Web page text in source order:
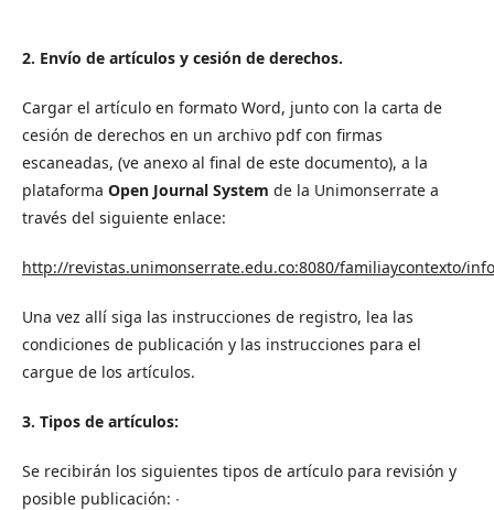
2. Envío de artículos y cesión de derechos.
Cargar el artículo en formato Word, junto con la carta de
cesión de derechos en un archivo pdf con firmas
escaneadas, (ve anexo al final de este documento), a la
plataforma Open Journal System de la Unimonserrate a
través del siguiente enlace:
http://revistas.unimonserrate.edu.co:8080/familiaycontexto/
Una vez allí siga las instrucciones de registro, lea las
condiciones de publicación y las instrucciones para el
cargue de los artículos.
3. Tipos de artículos:
Se recibirán los siguientes tipos de artículo para revisión y
posible publicación: ∙